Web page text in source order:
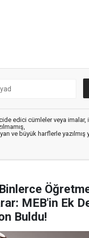
edici cümleler veya imalar,
ve büyük harflerle yazılmış
MEB'in Ek
Buldu!